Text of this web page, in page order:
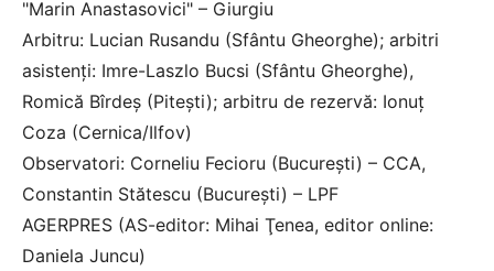
"Marin Anastasovici" – Giurgiu
Arbitru: Lucian Rusandu (Sfântu Gheorghe); arbitri
asistenţi: Imre-Laszlo Bucsi (Sfântu Gheorghe),
Romică Bîrdeş (Piteşti); arbitru de rezervă: Ionuţ
Coza (Cernica/Ilfov)
Observatori: Corneliu Fecioru (Bucureşti) – CCA,
Constantin Stătescu (Bucureşti) – LPF
AGERPRES (AS-editor: Mihai Ţenea, editor online:
Daniela Juncu)